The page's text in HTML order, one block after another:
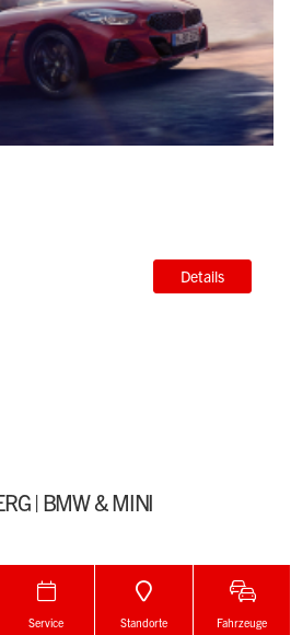
Details
Service Standorte Fahrzeuge